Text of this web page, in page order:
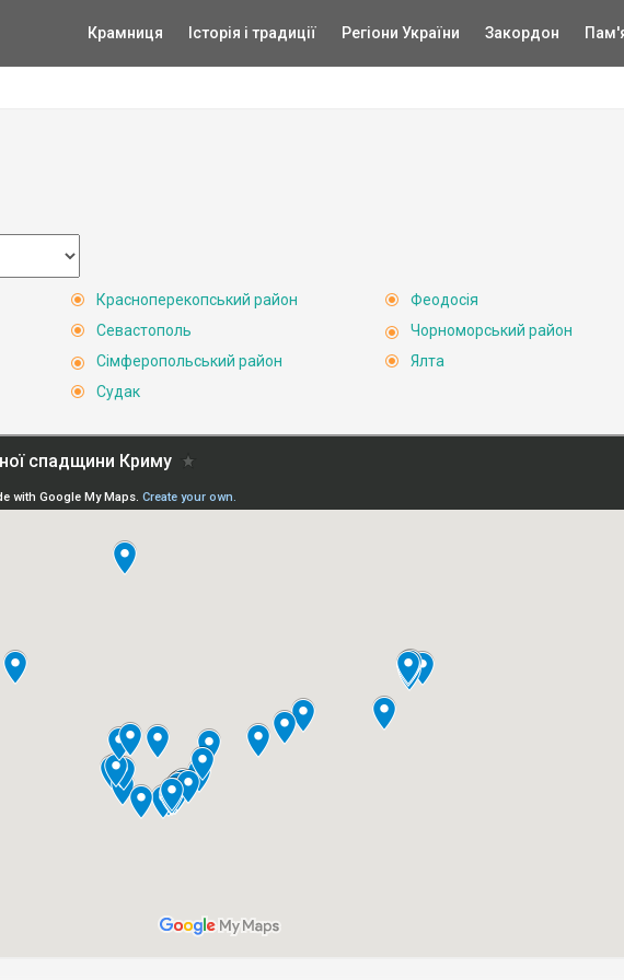
Крамниця Історія і традиції Регіони України Закордон
Красноперекопський район
Севастополь
Сімферопольський район
Судак
Феодосія
Чорноморський район
Ялта